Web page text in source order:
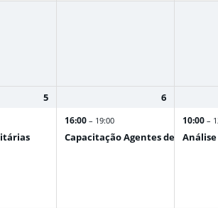
e 05/
5 6
16:00 – 19:00
Capacitação Agentes de Elite
10:00 –
Análise